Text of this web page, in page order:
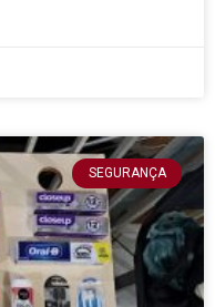
SEGURANÇA